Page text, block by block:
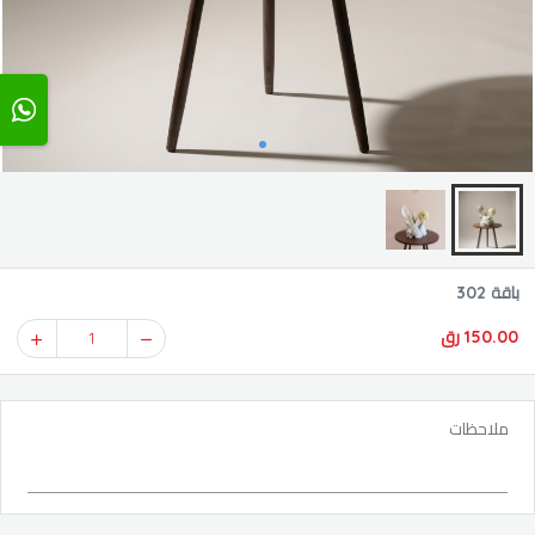
باقة 302
150.00 رق 1
ملاحظات